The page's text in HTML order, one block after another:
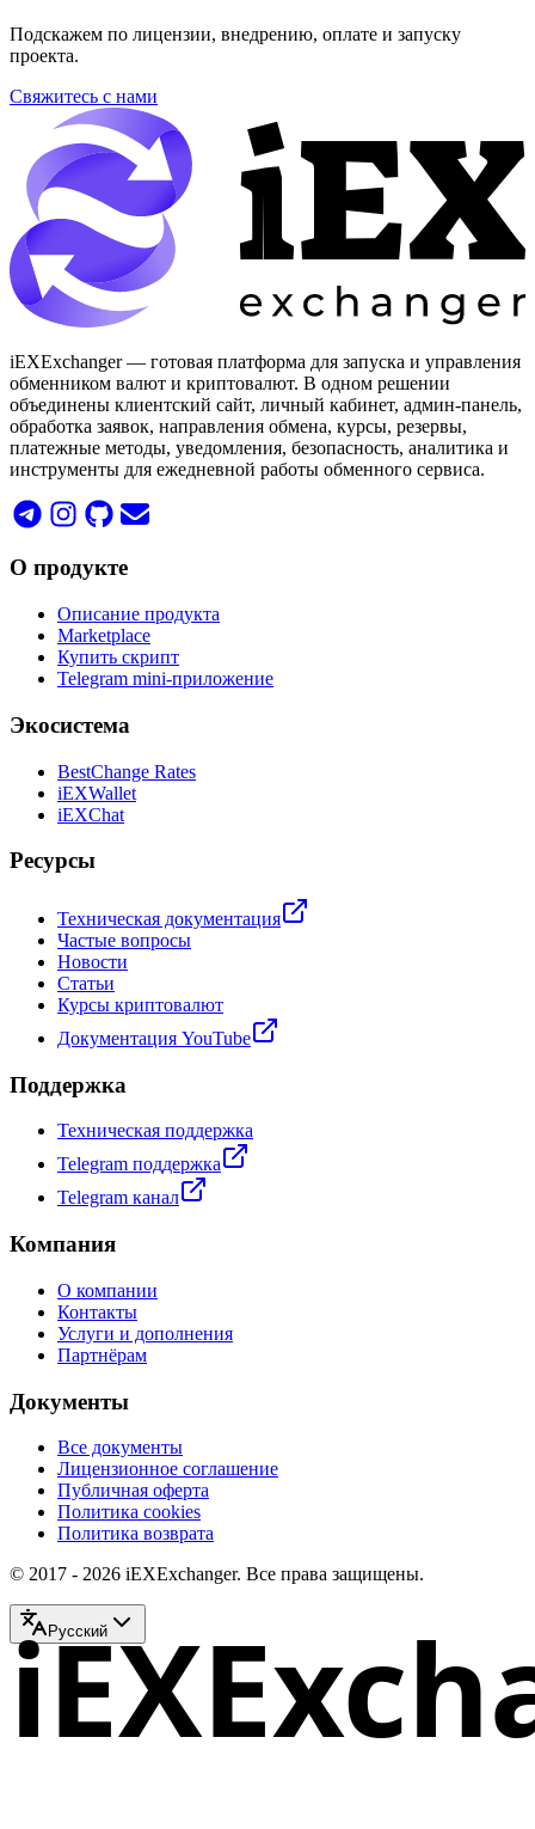
Подскажем по лицензии, внедрению, оплате и запуску
проекта.
Свяжитесь с нами
iEXExchanger — готовая платформа для запуска и управления
обменником валют и криптовалют. В одном решении
объединены клиентский сайт, личный кабинет, админ-панель,
обработка заявок, направления обмена, курсы, резервы,
платежные методы, уведомления, безопасность, аналитика и
инструменты для ежедневной работы обменного сервиса.
О продукте
Описание продукта
Marketplace
Купить скрипт
Telegram mini-приложение
Экосистема
BestChange Rates
iEXWallet
iEXChat
Ресурсы
Техническая документация
Частые вопросы
Новости
Статьи
Курсы криптовалют
Документация YouTube
Поддержка
Техническая поддержка
Telegram поддержка
Telegram канал
Компания
О компании
Контакты
Услуги и дополнения
Партнёрам
Документы
Все документы
Лицензионное соглашение
Публичная оферта
Политика cookies
Политика возврата
© 2017 - 2026 iEXExchanger. Все права защищены.
Русский